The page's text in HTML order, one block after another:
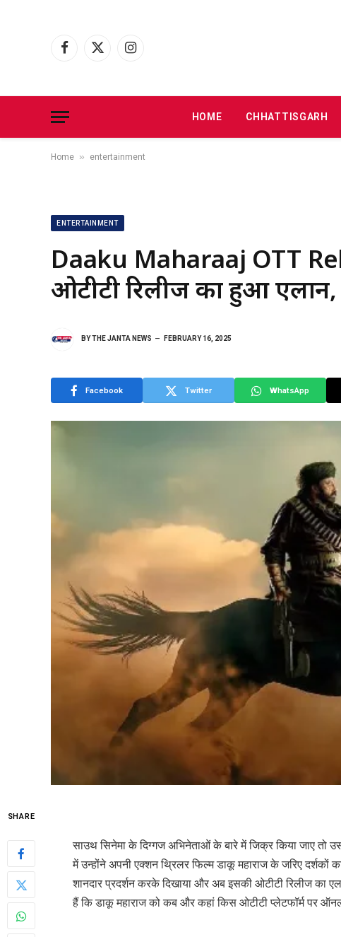
Facebook
X
Instagram
HOME CHHATTISGARH
Home » entertainment
ENTERTAINMENT
Daaku Maharaaj OTT
ओटीटी रिलीज का हुआ एलान,
BYTHE JANTA NEWS FEBRUARY 16, 2025
Facebook Twitter WhatsApp
SHARE
साउथ सिनेमा के दिग्गज अभिनेताओं के बारे में जिक्र किया जाए तो
में उन्होंने अपनी एक्शन थ्रिलर फिल्म डाकू महाराज के जरिए
शानदार प्रदर्शन करके दिखाया और अब इसकी ओटीटी रिलीज का
हैं कि डाकू महाराज को कब और कहां किस ओटीटी प्लेटफॉर्म पर